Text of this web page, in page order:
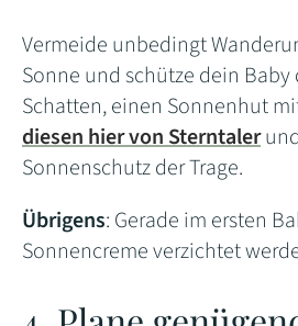
Vermeide unbedingt
Sonne und schütze dein
Schatten, einen Sonnenhut
diesen hier von Sterntaler
Sonnenschutz der Trage.
Übrigens: Gerade im ersten
Sonnencreme verzichtet